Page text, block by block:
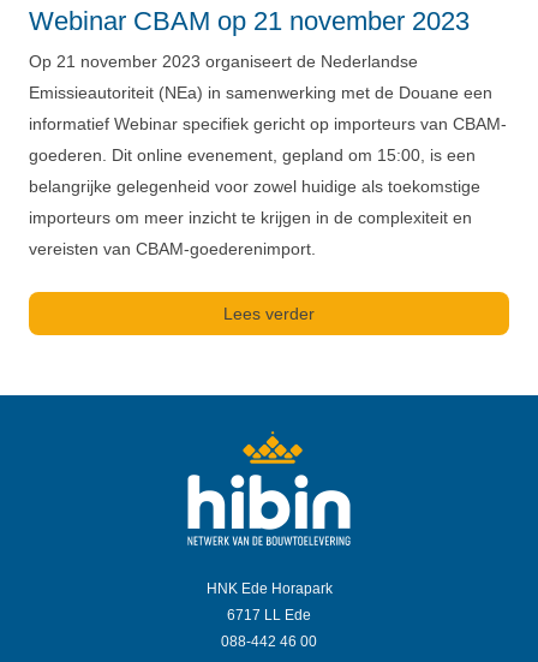
Webinar CBAM op 21 november 2023
Op 21 november 2023 organiseert de Nederlandse
Emissieautoriteit (NEa) in samenwerking met de Douane een
informatief Webinar specifiek gericht op importeurs van CBAM-
goederen. Dit online evenement, gepland om 15:00, is een
belangrijke gelegenheid voor zowel huidige als toekomstige
importeurs om meer inzicht te krijgen in de complexiteit en
vereisten van CBAM-goederenimport.
Lees verder
HNK Ede Horapark
6717 LL Ede
088-442 46 00